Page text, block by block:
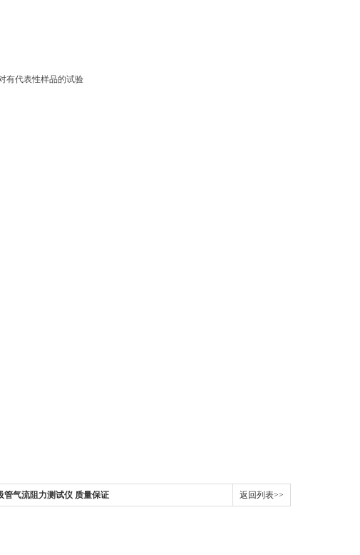
有代表性样品的试验
管气流阻力测试仪 质量保证 返回列表>>